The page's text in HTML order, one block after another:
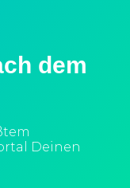
dem
Deinen